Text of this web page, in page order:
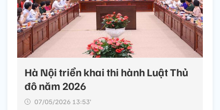
Hà Nội triển khai thi hành Luật Thủ
đô năm 2026
07/05/2026 13:53’